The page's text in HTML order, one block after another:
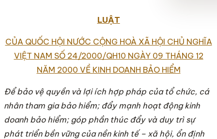
LUẬT
CỦA QUỐC HỘI NƯỚC CỘNG HOÀ XÃ HỘI CHỦ NGHĨA
VIỆT NAM SỐ 24/2000/QH10 NGÀY 09 THÁNG 12
NĂM 2000 VỀ KINH DOANH BẢO HIỂM
Để bảo vệ quyền và lợi ích hợp pháp của tổ chức, cá
nhân tham gia bảo hiểm; đẩy mạnh hoạt động kinh
doanh bảo hiểm; góp phần thúc đẩy và duy trì sự
phát triển bền vững của nền kinh tế – xã hội, ổn định